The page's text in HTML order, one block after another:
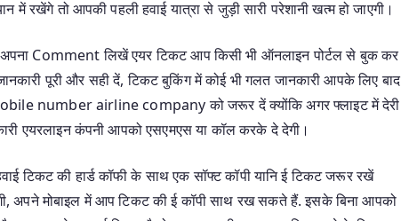
रखेंगे तो आपकी पहली हवाई यात्रा से जुड़ी सारी परेशानी खत्म हो जाएगी।
Comment लिखें एयर टिकट आप किसी भी ऑनलाइन पोर्टल से बुक कर
पूरी और सही दें, टिकट बुकिंग में कोई भी गलत जानकारी आपके लिए बाद
number airline company को जरूर दें क्योंकि अगर फ्लाइट में देरी
एयरलाइन कंपनी आपको एसएमएस या कॉल करके दे देगी।
टिकट की हार्ड कॉफी के साथ एक सॉफ्ट कॉपी यानि ई टिकट जरूर रखें
अपने मोबाइल में आप टिकट की ई कॉपी साथ रख सकते हैं. इसके बिना आपको